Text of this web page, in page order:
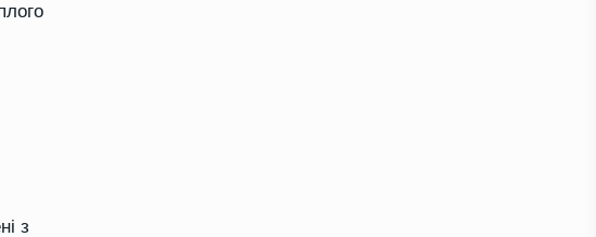
з